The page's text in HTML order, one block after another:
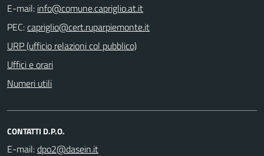
E-mail:
PEC:
URP (ufficio relazioni col pubblico)
Uffici e orari
Numeri utili
CONTATTI D.P.O.
E-mail: